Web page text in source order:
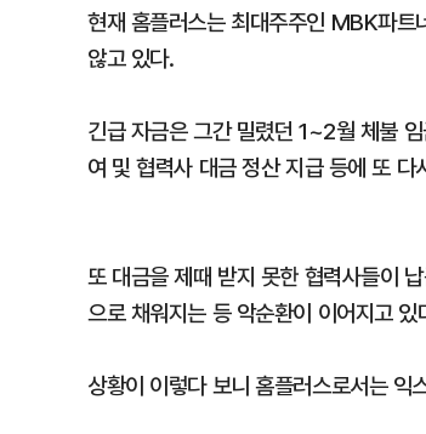
현재 홈플러스는 최대주주인 MBK파
않고 있다.
긴급 자금은 그간 밀렸던 1~2월 체불
여 및 협력사 대금 정산 지급 등에 또 다
또 대금을 제때 받지 못한 협력사들이
으로 채워지는 등 악순환이 이어지고 있
상황이 이렇다 보니 홈플러스로서는 익